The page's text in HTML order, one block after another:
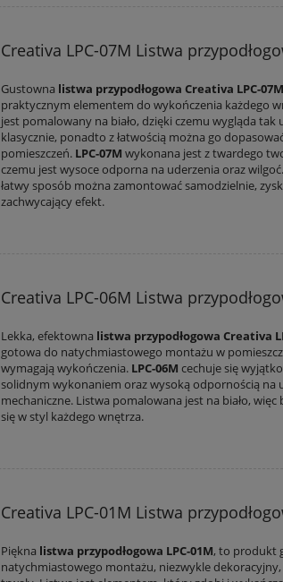
Creativa LPC-07M Listwa
Gustowna listwa przypodłogowa Creativa LPC-07M
praktycznym elementem do wykończenia każdego
jest pomalowany na biało, dzięki czemu wygląda tak
klasycznie, ponadto z łatwością można go
pomieszczeń. LPC-07M wykonana jest z twardego
czemu jest wysoce odporna na uderzenia oraz
łatwy sposób można zamontować samodzielnie,
zachwycający efekt.
Creativa LPC-06M Listwa
Lekka, efektowna listwa przypodłogowa Creativa
gotowa do natychmiastowego montażu w
wymagają wykończenia. LPC-06M cechuje się
solidnym wykonaniem oraz wysoką odpornością na
mechaniczne. Listwa pomalowana jest na biało, więc
się w styl każdego wnętrza.
Creativa LPC-01M Listwa
Piękna listwa przypodłogowa LPC-01M, to produkt
natychmiastowego montażu, niezwykle